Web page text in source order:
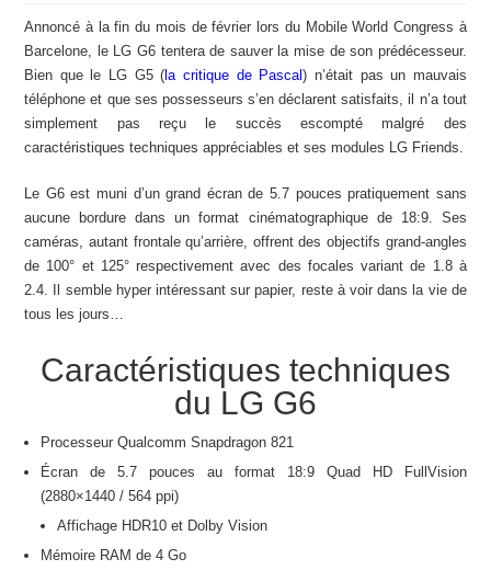
Annoncé à la fin du mois de février lors du Mobile World Congress à
Barcelone, le LG G6 tentera de sauver la mise de son prédécesseur.
Bien que le LG G5 ( la critique de Pascal) n’était pas un mauvais
téléphone et que ses possesseurs s’en déclarent satisfaits, il n’a tout
simplement pas reçu le succès escompté malgré des
caractéristiques techniques appréciables et ses modules LG Friends.
Le G6 est muni d’un grand écran de 5.7 pouces pratiquement sans
aucune bordure dans un format cinématographique de 18:9. Ses
caméras, autant frontale qu’arrière, offrent des objectifs grand-angles
de 100° et 125° respectivement avec des focales variant de 1.8 à
2.4. Il semble hyper intéressant sur papier, reste à voir dans la vie de
tous les jours…
Caractéristiques techniques
du LG G6
Processeur Qualcomm Snapdragon 821
Écran de 5.7 pouces au format 18:9 Quad HD FullVision
(2880×1440 / 564 ppi)
Affichage HDR10 et Dolby Vision
Mémoire RAM de 4 Go